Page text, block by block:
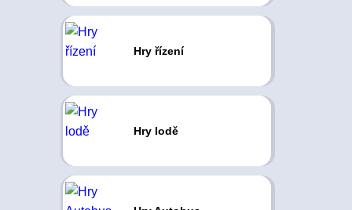
Hry řízení
Hry lodě